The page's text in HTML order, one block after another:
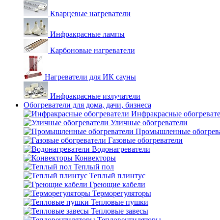
Кварцевые нагреватели
Инфракрасные лампы
Карбоновые нагреватели
Нагреватели для ИК сауны
Инфракрасные излучатели
Обогреватели для дома, дачи, бизнеса
Инфракрасные
Уличные обогреватели
Промышленные
Газовые обогреватели
Водонагреватели
Конвекторы
Теплый пол
Теплый плинтус
Греющие кабели
Терморегуляторы
Тепловые пушки
Тепловые завесы